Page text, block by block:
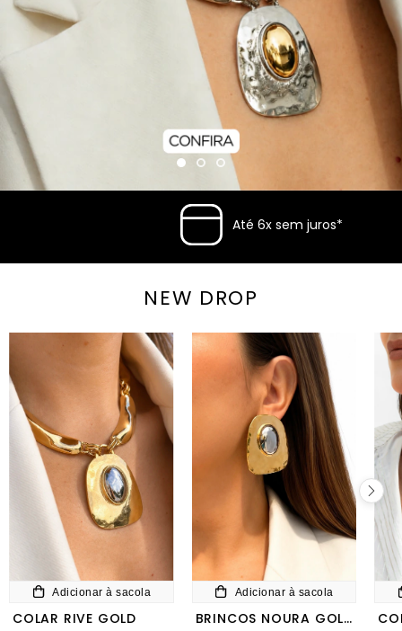
Até 6x sem juros*
NEW DROP
Adicionar à sacola
COLAR RIVE GOLD
Adicionar à sacola
BRINCOS NOURA GOLD